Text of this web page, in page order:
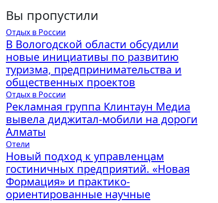
Вы пропустили
Отдых в России
В Вологодской области обсудили
новые инициативы по развитию
туризма, предпринимательства и
общественных проектов
Отдых в России
Рекламная группа Клинтаун Медиа
вывела диджитал-мобили на дороги
Алматы
Отели
Новый подход к управленцам
гостиничных предприятий. «Новая
Формация» и практико-
ориентированные научные